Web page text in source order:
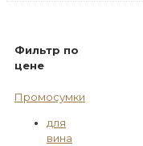
Фильтр по
цене
Промосумки
для
вина